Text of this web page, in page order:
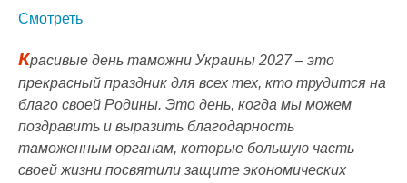
Смотреть
Красивые день таможни Украины 2027 – это
прекрасный праздник для всех тех, кто трудится на
благо своей Родины. Это день, когда мы можем
поздравить и выразить благодарность
таможенным органам, которые большую часть
своей жизни посвятили защите экономических